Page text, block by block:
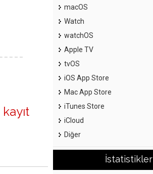
kayıt
macOS
Watch
watchOS
Apple TV
tvOS
iOS App Store
Mac App Store
iTunes Store
iCloud
Diğer
İstatistikler